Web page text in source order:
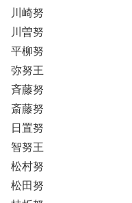
川崎努
川曽努
平柳努
弥努王
斉藤努
斎藤努
日置努
智努王
松村努
松田努